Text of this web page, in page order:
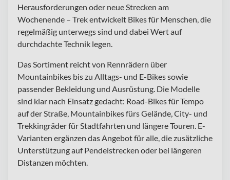
Herausforderungen oder neue Strecken am
Wochenende – Trek entwickelt Bikes für Menschen, die
regelmäßig unterwegs sind und dabei Wert auf
durchdachte Technik legen.
Das Sortiment reicht von Rennrädern über
Mountainbikes bis zu Alltags- und E-Bikes sowie
passender Bekleidung und Ausrüstung. Die Modelle
sind klar nach Einsatz gedacht: Road-Bikes für Tempo
auf der Straße, Mountainbikes fürs Gelände, City- und
Trekkingräder für Stadtfahrten und längere Touren. E-
Varianten ergänzen das Angebot für alle, die zusätzliche
Unterstützung auf Pendelstrecken oder bei längeren
Distanzen möchten.